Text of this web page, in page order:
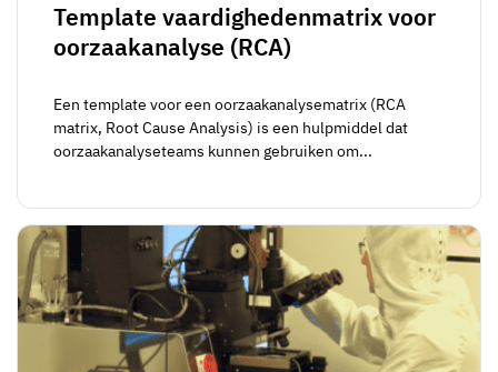
Template vaardighedenmatrix voor
oorzaakanalyse (RCA)
Een template voor een oorzaakanalysematrix (RCA
matrix, Root Cause Analysis) is een hulpmiddel dat
oorzaakanalyseteams kunnen gebruiken om...